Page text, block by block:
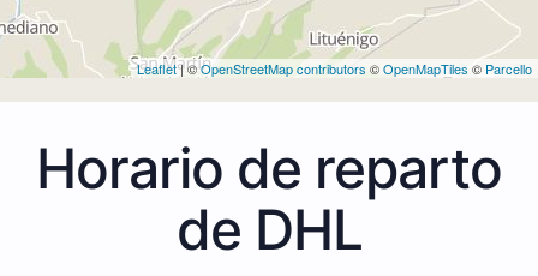
Leaflet| ©OpenStreetMap contributors ©OpenMapTiles © Parcello
Horario de reparto
de DHL